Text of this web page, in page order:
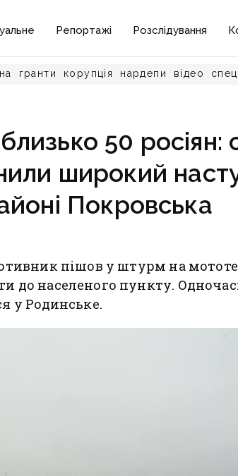
Репортажі Розслідування
гранти корупція нардепи відео
50 росіян:
широкий
Покровська
пішов у штурм на
до населеного пункту.
у Родинське.